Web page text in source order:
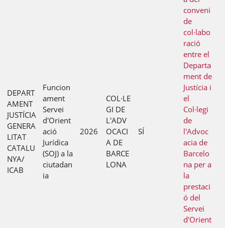
DEPART
AMENT
JUSTÍCIA
GENERA
LITAT
CATALU
NYA/
ICAB
Funcion
ament
Servei
d'Orient
ació
Jurídica
(SOJ) a la
ciutadan
ia
2026
COL·LE
GI DE
L'ADV
OCACI
A DE
BARCE
LONA
SÍ
conveni
de
col·labo
ració
entre el
Departa
ment de
Justícia i
el
Col·legi
de
l'Advoc
acia de
Barcelo
na per a
la
prestaci
ó del
Servei
d'Orient